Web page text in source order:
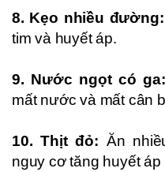
8. Kẹo nhiều đường:
tim và huyết áp.
9. Nước ngọt có ga:
mất nước và mất cân
10. Thịt đỏ: Ăn
nguy cơ tăng huyết áp